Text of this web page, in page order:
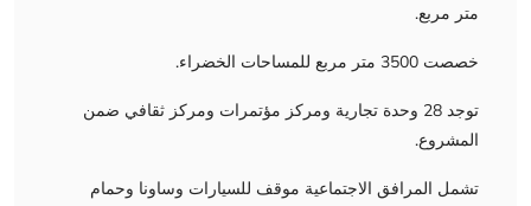
متر مربع.
خصصت 3500 متر مربع للمساحات الخضراء.
توجد 28 وحدة تجارية ومركز مؤتمرات ومركز ثقافي ضمن
المشروع.
تشمل المرافق الاجتماعية موقف للسيارات وساونا وحمام